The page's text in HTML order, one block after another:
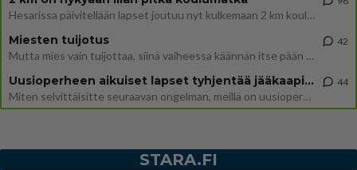
Hesarissa päivitellään lapset joutuu nyt kulkemaan 2 km kouluun jösses. Ruostefillarilla tuo matka menee vaikka miten äk
Miesten tuijotus
Mutta mies vain tuijottaa, siinä vaiheessa käännän itse pään pois. Mikä juttu? Yleensä jos joku tuijottaa tai katsoo, hä
42
Uusioperheen aikuiset lapset tyhjentää jääkaapin käydessään
Miten selvittäisitte seuraavan ongelman, meillä on uusioperhe, minulla teini-ikäiset lapset ja puolisolla aikuiset, jotk
44
STARA.FI